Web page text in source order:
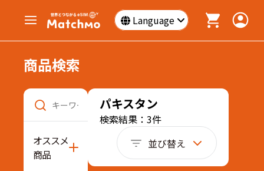
Language
商品検索
オススメ
商品
パキスタン
検索結果：3件
並び替え